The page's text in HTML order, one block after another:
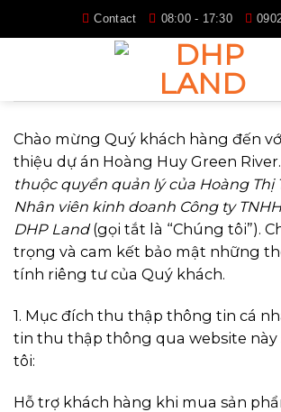
Contact 08:00 - 17:30
Chào mừng Quý khách hàng đến
thiệu dự án Hoàng Huy Green River.
thuộc quyền quản lý của Hoàng Thị
Nhân viên kinh doanh Công ty
DHP Land(gọi tắt là “Chúng tôi”).
trọng và cam kết bảo mật những
tính riêng tư của Quý khách.
1. Mục đích thu thập thông tin cá
tin thu thập thông qua website này
tôi:
Hỗ trợ khách hàng khi mua sản